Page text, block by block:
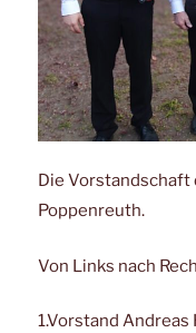
Die Vorstandschaft
Poppenreuth.
Von Links nach
1.Vorstand